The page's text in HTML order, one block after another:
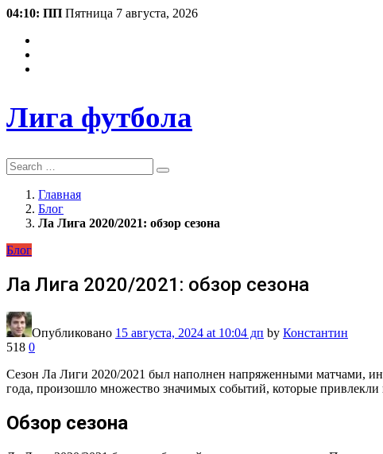
04:10: ПП Пятница 7 августа, 2026
Лига футбола
Search
Главная
Блог
Ла Лига 2020/2021: обзор сезона
Блог
Ла Лига 2020/2021: обзор сезона
Опубликовано 15 августа, 2024 at 10:04 дп by Константин
518 0
Сезон Ла Лиги 2020/2021 был наполнен напряженными матчами,
года, произошло множество значимых событий, которые
Обзор сезона